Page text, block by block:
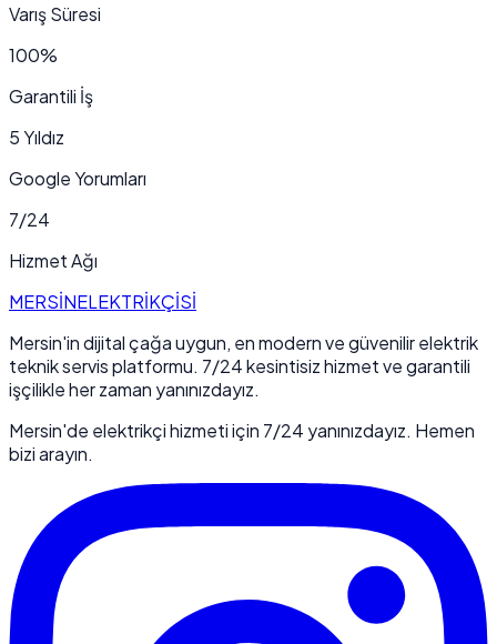
Varış Süresi
100%
Garantili İş
5 Yıldız
Google Yorumları
7/24
Hizmet Ağı
MERSİNELEKTRİKÇİSİ
Mersin'in dijital çağa uygun, en modern ve güvenilir elektrik
teknik servis platformu. 7/24 kesintisiz hizmet ve garantili
işçilikle her zaman yanınızdayız.
Mersin'de elektrikçi hizmeti için 7/24 yanınızdayız. Hemen
bizi arayın.